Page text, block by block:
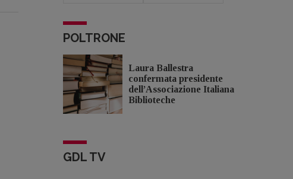
POLTRONE
Laura Ballestra
confermata presidente
dell’Associazione Italiana
Biblioteche
GDL TV